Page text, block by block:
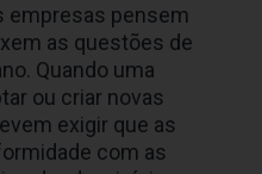
empresas pensem
as questões de
Quando uma
ou criar novas
exigir que as
com as